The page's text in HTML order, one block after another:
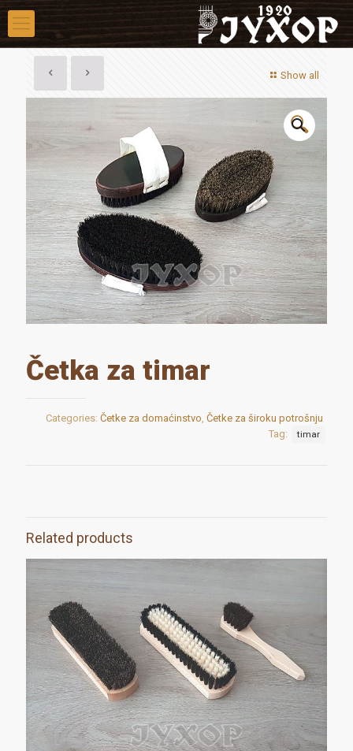
Show all
🔍
Četka za timar
Categories: Četke za domaćinstvo Četke za široku potrošnju
Tag:
timar
Related products